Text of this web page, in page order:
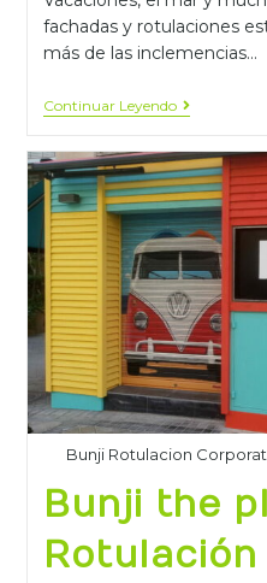
fachadas y rotulaciones
más de las inclemencias…
Continuar Leyendo
Bunji Rotulacion
Bunji the
Rotulación